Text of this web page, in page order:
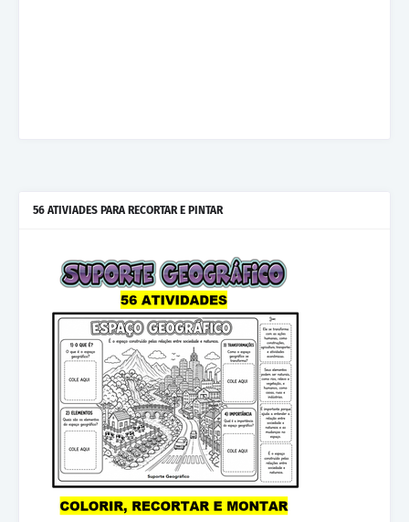
56 ATIVIADES PARA RECORTAR E PINTAR